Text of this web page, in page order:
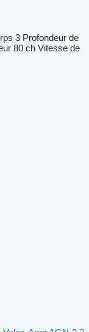
3 Profondeur de
80 ch Vitesse de